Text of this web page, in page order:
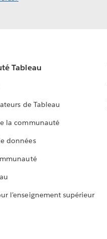
Tableau
de Tableau
la communauté
données
l’enseignement supérieur